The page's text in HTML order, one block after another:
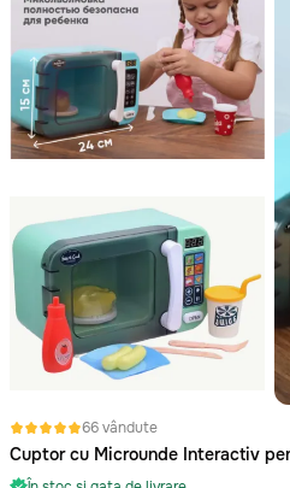
66 vândute
Cuptor cu Microunde Interactiv
CATEGORII
Toate
Balti
Basarabeasca
Briceni
Cahul
Cantemir